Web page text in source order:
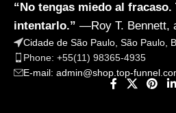
“No tengas miedo al fracaso.
intentarlo.” —Roy T. Bennett,
Cidade de São Paulo, São Paulo,
Phone: +55(11) 98365-4935
E-mail: admin@shop.top-